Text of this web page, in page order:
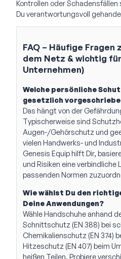
Kontrollen oder
Du verantwortungsvoll
FAQ – Häufige Fragen
dem Netz & wichtig
Unternehmen)
Welche persönliche
gesetzlich
Das hängt von der
Typischerweise sind
Augen-/Gehörschutz und
vielen Handwerks- und
Genesis Equip hilft Dir,
und Risiken eine verbindliche
passenden Normen
Wie wählst Du den
Deine Anwendungen?
Wähle Handschuhe anhand
Schnittschutz (EN 388) bei
Chemikalienschutz (EN 374)
Hitzeschutz (EN 407) beim
heißen Teilen. Probiere